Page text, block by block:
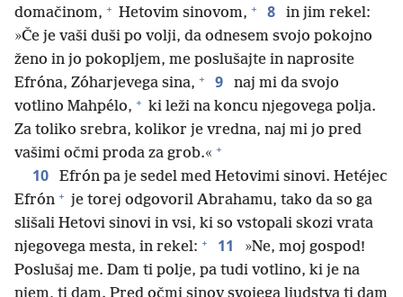
domačinom, + Hetovim sinovom, + 8
in jim rekel:
»Če je vaši duši po volji, da odnesem svojo pokojno
ženo in jo pokopljem, me poslušajte in naprosite
Efróna, Zóharjevega sina, + 9
naj mi da svojo
votlino Mahpélo, + ki leži na koncu njegovega polja.
Za toliko srebra, kolikor je vredna, naj mi jo pred
vašimi očmi proda za grob.« +
10
Efrón pa je sedel med Hetovimi sinovi. Hetéjec
Efrón + je torej odgovoril Abrahamu, tako da so ga
slišali Hetovi sinovi in vsi, ki so vstopali skozi vrata
njegovega mesta, in rekel: + 11
»Ne, moj gospod!
Poslušaj me. Dam ti polje, pa tudi votlino, ki je na